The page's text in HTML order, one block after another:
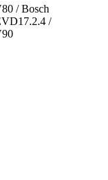
/ Bosch
/